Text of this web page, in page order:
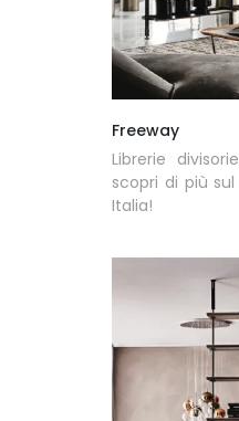
Freeway
Librerie
scopri di più
Italia!